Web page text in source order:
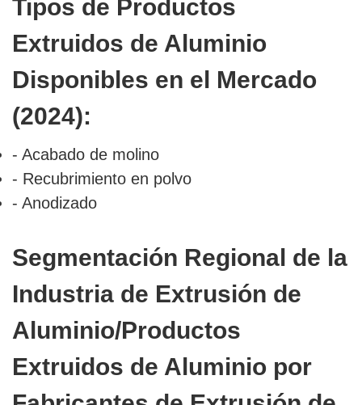
Tipos de Productos
Extruidos de Aluminio
Disponibles en el Mercado
(2024):
- Acabado de molino
- Recubrimiento en polvo
- Anodizado
Segmentación Regional de la
Industria de Extrusión de
Aluminio/Productos
Extruidos de Aluminio por